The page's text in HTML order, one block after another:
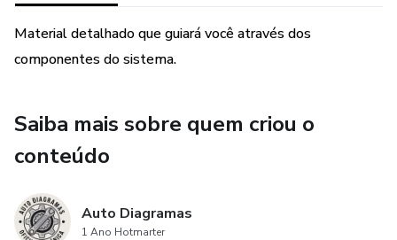
capacitando-o a entender, diagnosticar e melhorar este
sistema essencial para o funcionamento do seu veículo.
Material detalhado que guiará você através dos
componentes do sistema.
Saiba mais sobre quem criou o
conteúdo
Auto Diagramas
1 Ano Hotmarter